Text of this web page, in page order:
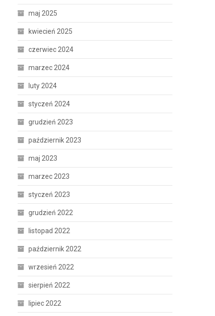
maj 2025
kwiecień 2025
czerwiec 2024
marzec 2024
luty 2024
styczeń 2024
grudzień 2023
październik 2023
maj 2023
marzec 2023
styczeń 2023
grudzień 2022
listopad 2022
październik 2022
wrzesień 2022
sierpień 2022
lipiec 2022